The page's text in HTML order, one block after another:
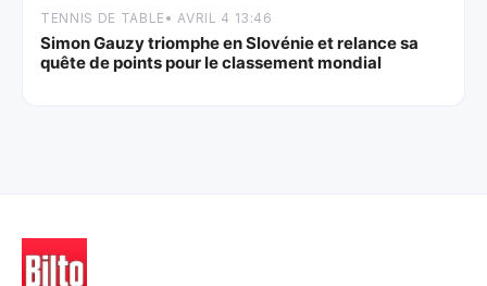
TENNIS DE TABLE • AVRIL 4 13:46
Simon Gauzy triomphe en Slovénie et relance sa
quête de points pour le classement mondial